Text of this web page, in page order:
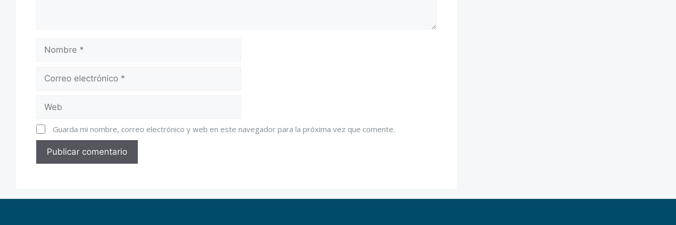
Guarda mi nombre, correo electrónico y web en este navegador para la próxima vez que comente.